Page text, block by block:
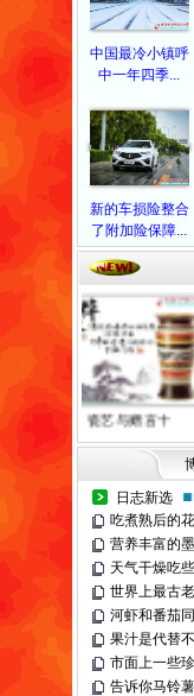
中国最冷小镇呼
中一年四季...
新的车损险整合
了附加险保障...
瓷艺与赠言十
日志新选
吃煮熟后的
营养丰富的
天气干燥吃
世界上最古
河虾和番茄
果汁是代替
市面上一些
告诉你马铃